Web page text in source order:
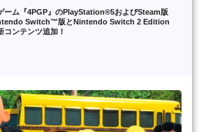
ーム『4PGP』のPlayStation®5およびSteam版
Switch™版とNintendo Switch 2 Edition
コンテンツ追加！